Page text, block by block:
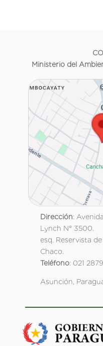
Ministerio del
Dirección:
Lynch N° 3500.
esq. Reservista
Chaco.
Teléfono: 021
Asunción,